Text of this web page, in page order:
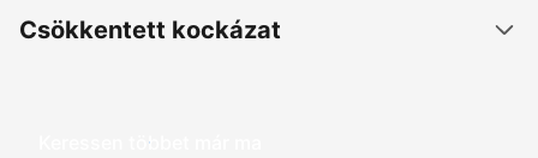
Csökkentett kockázat
Keressen többet már ma